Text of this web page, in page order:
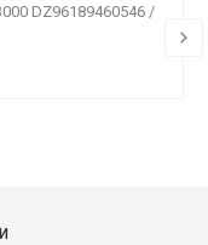
DZ96189460546 /